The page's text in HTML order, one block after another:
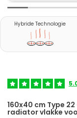
Hybride Technologie
160x40 cm Type
radiator vlakke